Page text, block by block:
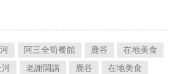
阿三全筍餐館 鹿谷
在地美食
河 老謝開講 鹿谷 在地美食